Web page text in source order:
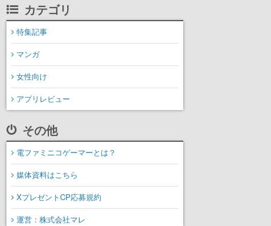
カテゴリ
特集記事
マンガ
女性向け
アプリレビュー
その他
電ファミニコゲーマーとは？
媒体資料はこちら
XプレゼントCP応募規約
運営：株式会社マレ